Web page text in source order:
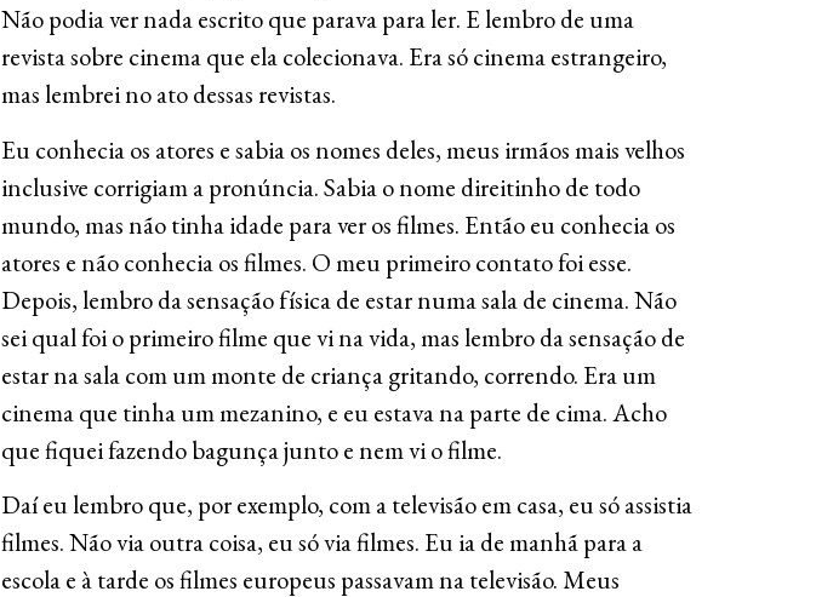
Não podia ver nada escrito que parava para ler. E lembro de uma
revista sobre cinema que ela colecionava. Era só cinema estrangeiro,
mas lembrei no ato dessas revistas.
Eu conhecia os atores e sabia os nomes deles, meus irmãos mais velhos
inclusive corrigiam a pronúncia. Sabia o nome direitinho de todo
mundo, mas não tinha idade para ver os filmes. Então eu conhecia os
atores e não conhecia os filmes. O meu primeiro contato foi esse.
Depois, lembro da sensação física de estar numa sala de cinema. Não
sei qual foi o primeiro filme que vi na vida, mas lembro da sensação de
estar na sala com um monte de criança gritando, correndo. Era um
cinema que tinha um mezanino, e eu estava na parte de cima. Acho
que fiquei fazendo bagunça junto e nem vi o filme.
Daí eu lembro que, por exemplo, com a televisão em casa, eu só assistia
filmes. Não via outra coisa, eu só via filmes. Eu ia de manhã para a
escola e à tarde os filmes europeus passavam na televisão. Meus